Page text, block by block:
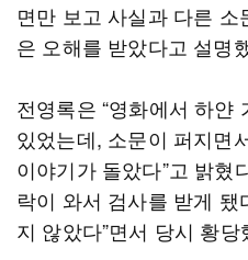
면만 보고 사실과 다른
은 오해를 받았다고 설명
전영록은 “영화에서 하얀
있었는데, 소문이 퍼지면
이야기가 돌았다”고 밝혔
락이 와서 검사를 받게
지 않았다”면서 당시 황